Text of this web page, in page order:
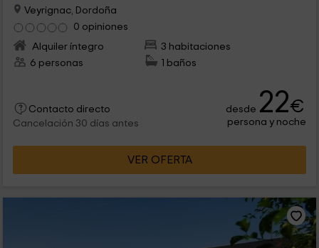
Veyrignac, Dordoña
0 opiniones
Alquiler íntegro
3 habitaciones
6 personas
1 baños
Contacto directo
Cancelación 30 días antes
desde 22€
persona y noche
VER OFERTA